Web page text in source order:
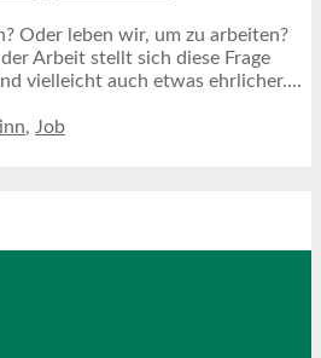
Oder leben wir, um zu arbeiten?
Arbeit stellt sich diese Frage
vielleicht auch etwas ehrlicher....
, Job